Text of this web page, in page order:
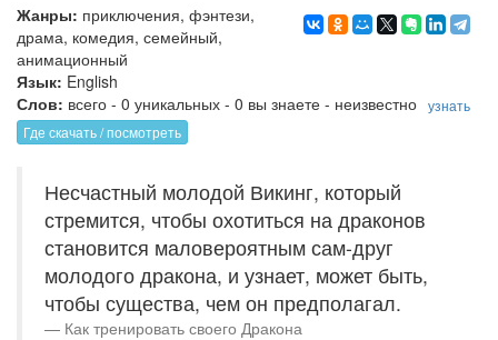
Жанры: приключения, фэнтези,
драма, комедия, семейный,
анимационный
Язык: English
Слов: всего - 0 уникальных - 0 вы знаете - неизвестно узнать
Где скачать / посмотреть
Несчастный молодой Викинг, который
стремится, чтобы охотиться на драконов
становится маловероятным сам-друг
молодого дракона, и узнает, может быть,
чтобы существа, чем он предполагал.
Как тренировать своего Дракона